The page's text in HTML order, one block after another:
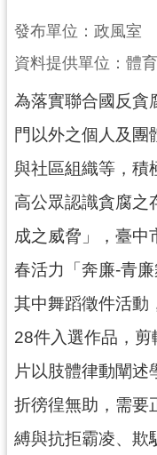
告
認
體
育
局
機
關
通
訊
錄
場
介
紹
體
活
發布單位：政風室
資料提供單位：體
為落實聯合國反貪
門以外之個人及團
與社區組織等，積
高公眾認識貪腐之
成之威脅」，臺中
春活力「奔廉-青
其中舞蹈徵件活動
28件入選作品，
片以肢體律動闡述
折徬徨無助，需要
縛與抗拒霸凌、欺